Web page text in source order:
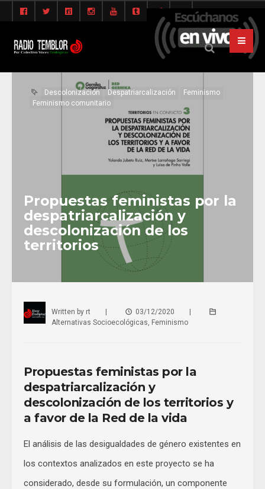
Descolonización Despatriarcalización
Feminismo
Feminismo comunitario
Propuestas feministas por la
despatriarcalización y
descolonización de los
territorios
Written by rt | 03/12/2020
|
Alternativas Socioecológicas Feminismo
Propuestas feministas por la
despatriarcalización y
descolonización de los territorios y
a favor de la Red de la vida
El análisis de las desigualdades de género existentes en
los contextos analizados en este proyecto se ha
considerado, desde su formulación, un componente